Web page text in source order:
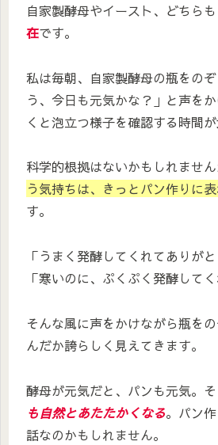
自家製酵母やイースト、どちらも
在です。
私は毎朝、自家製酵母の瓶をの
う、今日も元気かな？」と声を
くと泡立つ様子を確認する時間が
科学的根拠はないかもしれません
う気持ちは、きっとパン作りに表
す。
「うまく発酵してくれてありがと
「寒いのに、ぷくぷく発酵して
そんな風に声をかけながら瓶を
んだか誇らしく見えてきます。
酵母が元気だと、パンも元気。そ
も自然とあたたかくなる。パン
話なのかもしれません。